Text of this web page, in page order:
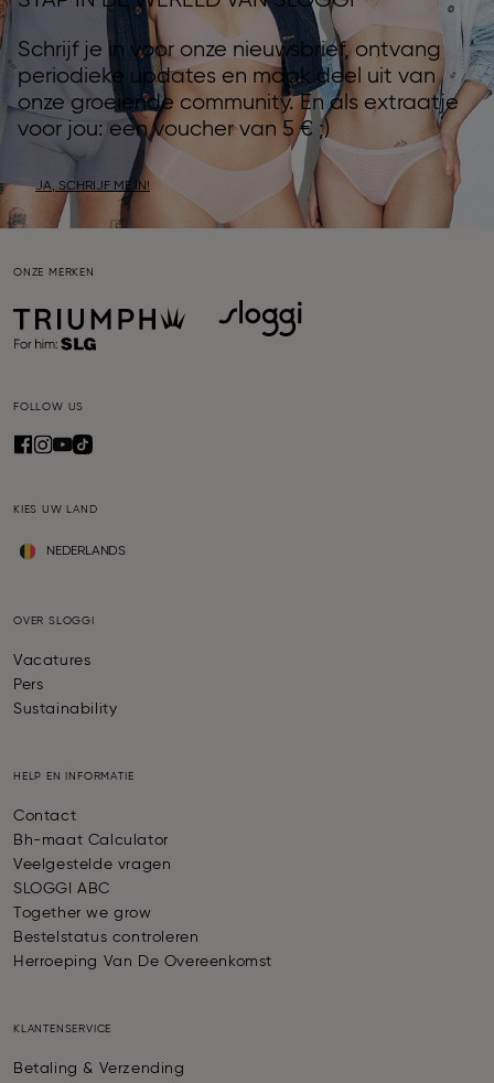
Schrijf je in voor onze nieuwsbrief, ontvang
periodieke updates en maak deel uit van
onze groeiende community. En als extraatje
voor jou: een voucher van 5 € ;)
JA, SCHRIJF ME IN!
ONZE MERKEN
FOLLOW US
KIES UW LAND
NEDERLANDS
OVER SLOGGI
Vacatures
Pers
Sustainability
HELP EN INFORMATIE
Contact
Bh-maat Calculator
Veelgestelde vragen
SLOGGI ABC
Together we grow
Bestelstatus controleren
Herroeping Van De Overeenkomst
KLANTENSERVICE
Betaling & Verzending